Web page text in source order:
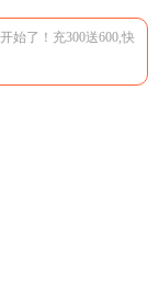
始了！充300送600,快